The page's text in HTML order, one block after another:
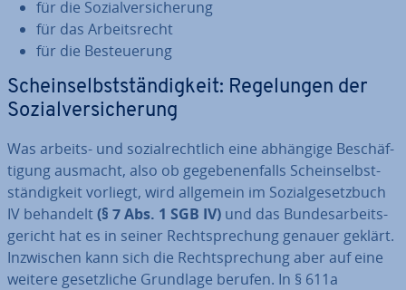
für die So­zi­al­ver­si­che­rung
für das Ar­beits­recht
für die Be­steue­rung
Schein­selbst­stän­dig­keit: Re­ge­lun­gen der
So­zi­al­ver­si­che­rung
Was arbeits- und so­zi­al­recht­lich eine abhängige Be­schäf­
ti­gung ausmacht, also ob ge­ge­be­nen­falls Schein­selbst­
stän­dig­keit vorliegt, wird allgemein im So­zi­al­ge­setz­buch
IV behandelt(§ 7 Abs. 1 SGB IV) und das Bun­des­ar­beits­
ge­richt hat es in seiner Recht­spre­chung genauer geklärt.
In­zwi­schen kann sich die Recht­spre­chung aber auf eine
weitere ge­setz­li­che Grundlage berufen. In § 611a